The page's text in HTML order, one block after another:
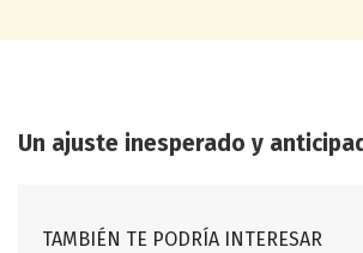
​Un ajuste inesperado y
TAMBIÉN TE PODRÍA INTERESAR